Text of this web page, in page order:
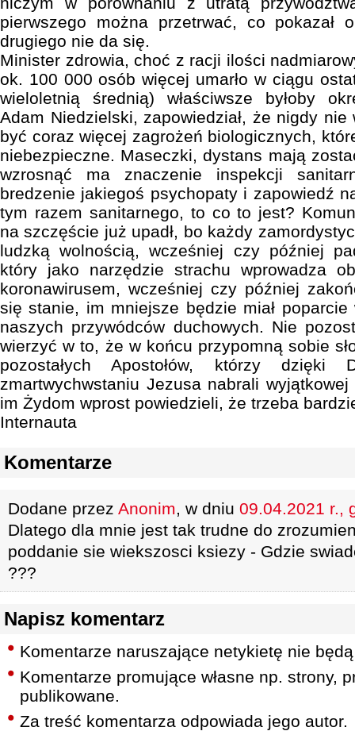
pierwszego można przetrwać, co pokazał
drugiego nie da się.
Minister zdrowia, choć z racji ilości
ok. 100 000 osób więcej umarło w ciągu
wieloletnią średnią) właściwsze byłoby
Adam Niedzielski, zapowiedział, że nigdy
być coraz więcej zagrożeń biologicznych,
niebezpieczne. Maseczki, dystans mają
wzrosnąć ma znaczenie inspekcji
bredzenie jakiegoś psychopaty i zapowiedź
tym razem sanitarnego, to co to jest?
na szczęście już upadł, bo każdy
ludzką wolnością, wcześniej czy później
który jako narzędzie strachu wprowadza
koronawirusem, wcześniej czy później
się stanie, im mniejsze będzie miał poparcie
naszych przywódców duchowych. Nie
wierzyć w to, że w końcu przypomną sobie
pozostałych Apostołów, którzy dzięki
zmartwychwstaniu Jezusa nabrali
im Żydom wprost powiedzieli, że trzeba
Internauta
Komentarze
Dodane przez Anonim, w dniu 09.04.2021 r.,
Dlatego dla mnie jest tak trudne do
poddanie sie wiekszosci ksiezy - Gdzie
???
Napisz komentarz
Komentarze naruszające netykietę nie
Komentarze promujące własne np. strony,
publikowane.
Za treść komentarza odpowiada jego autor.